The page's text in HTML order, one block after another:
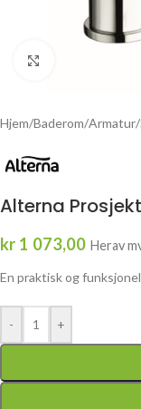
Hjem/Baderom/Armatur/
Alterna
kr 1 073,00 Herav
En praktisk og
- +